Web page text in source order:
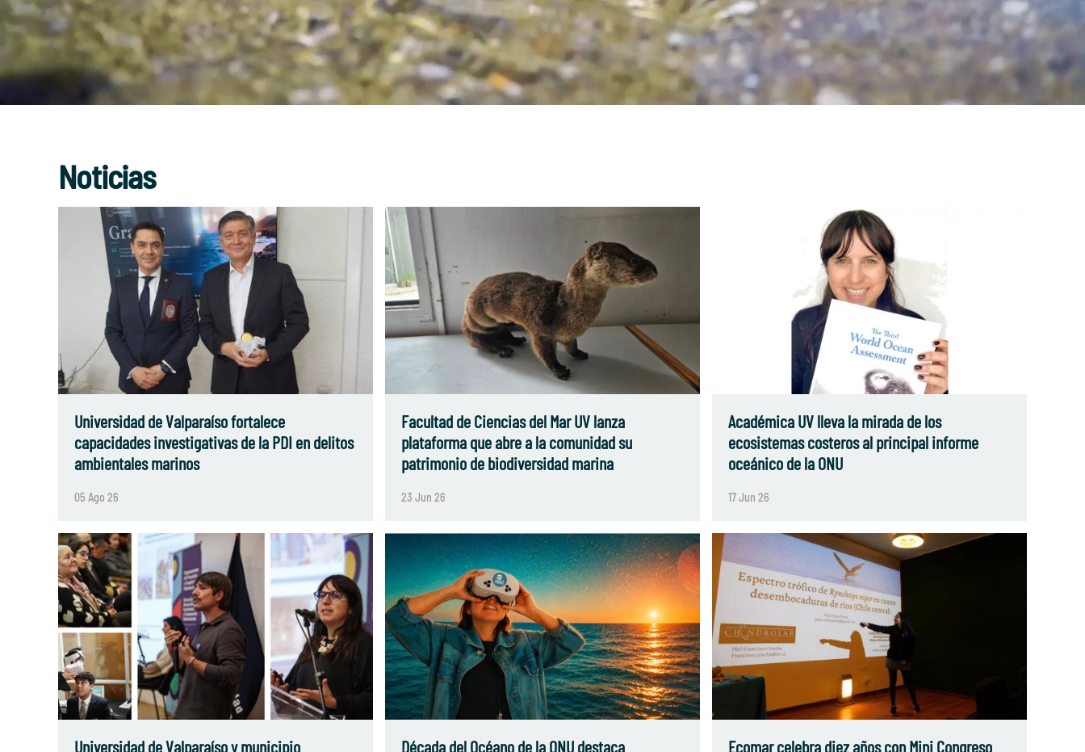
Noticias
Universidad de Valparaíso fortalece
capacidades investigativas de la PDI en delitos
ambientales marinos
05 Ago 26
Facultad de Ciencias del Mar UV lanza
plataforma que abre a la comunidad su
patrimonio de biodiversidad marina
23 Jun 26
Académica UV lleva la mirada de los
ecosistemas costeros al principal informe
oceánico de la ONU
17 Jun 26
Universidad de Valparaíso y municipio
Década del Océano de la ONU destaca
Ecomar celebra diez años con Mini Congreso